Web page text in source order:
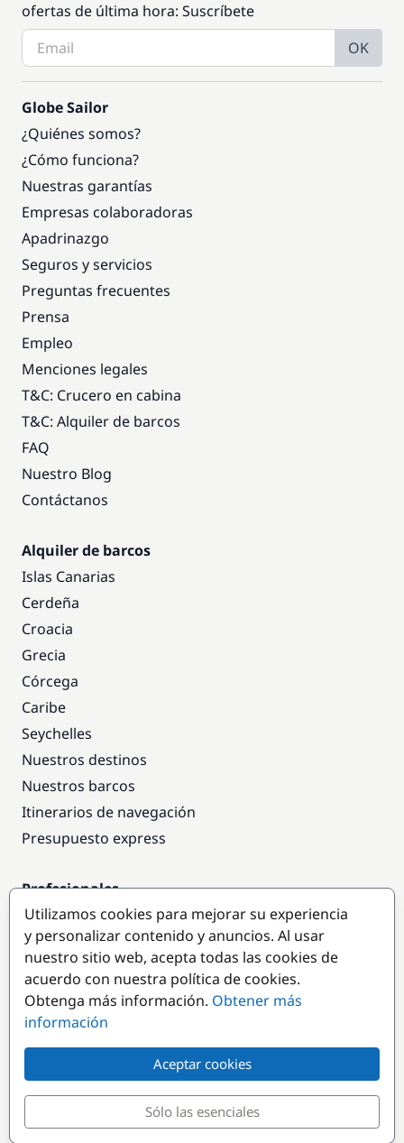
ofertas de última hora: Suscríbete
OK
Globe Sailor
¿Quiénes somos?
¿Cómo funciona?
Nuestras garantías
Empresas colaboradoras
Apadrinazgo
Seguros y servicios
Preguntas frecuentes
Prensa
Empleo
Menciones legales
T&C: Crucero en cabina
T&C: Alquiler de barcos
FAQ
Nuestro Blog
Contáctanos
Alquiler de barcos
Islas Canarias
Cerdeña
Croacia
Grecia
Córcega
Caribe
Seychelles
Nuestros destinos
Nuestros barcos
Itinerarios de navegación
Presupuesto express
Profesionales
Acceso empresas
Colaborar como empresa
Destinos populares
Utilizamos cookies para mejorar su experiencia
y personalizar contenido y anuncios. Al usar
nuestro sitio web, acepta todas las cookies de
acuerdo con nuestra política de cookies.
Obtenga más información. Obtener más
información
Aceptar cookies
Sólo las esenciales